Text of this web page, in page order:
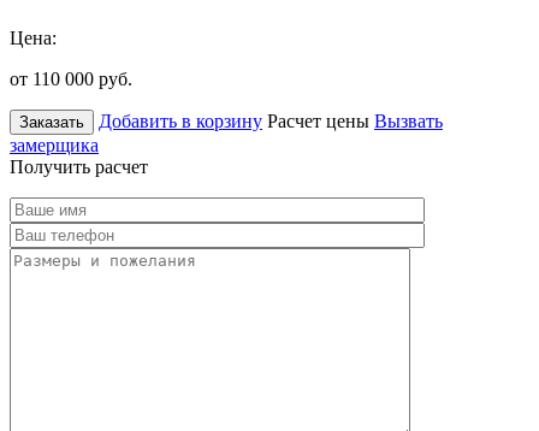
Цена:
от 110 000 руб.
Заказать Добавить в корзину Расчет цены Вызвать
замерщика
Получить расчет